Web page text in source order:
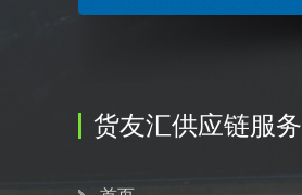
货友汇供应链服务